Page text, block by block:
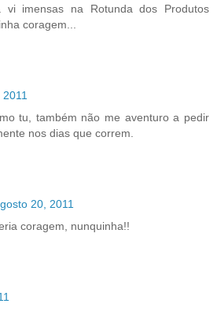
imensas na Rotunda dos Produtos
coragem...
tu, também não me aventuro a pedir
nos dias que correm.
20, 2011
coragem, nunquinha!!